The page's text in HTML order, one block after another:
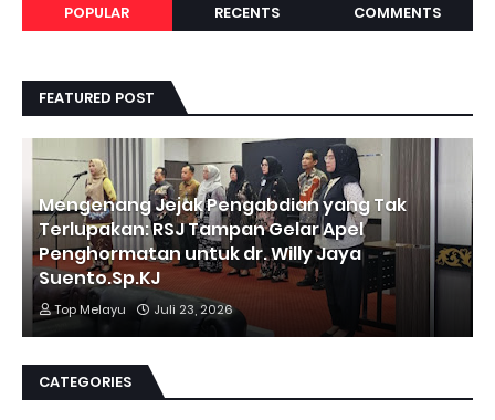
POPULAR RECENTS COMMENTS
FEATURED POST
Mengenang Jejak Pengabdian yang Tak
Terlupakan: RSJ Tampan Gelar Apel
Penghormatan untuk dr. Willy Jaya
Suento.Sp.KJ
Top Melayu Juli 23, 2026
CATEGORIES